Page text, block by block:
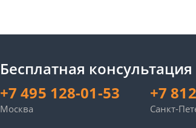
Бесплатная
+7 495 128-01-53
Москва
+7
Санкт-